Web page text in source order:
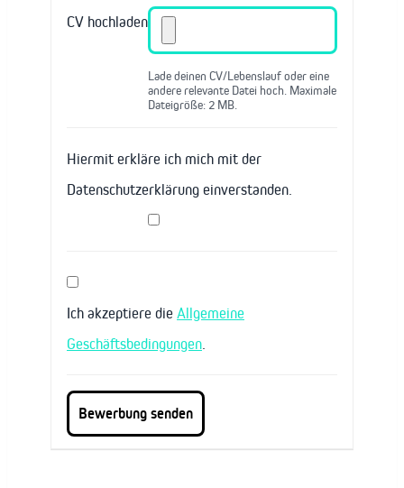
CV hochladen
Lade deinen CV/Lebenslauf oder eine
andere relevante Datei hoch. Maximale
Dateigröße: 2 MB.
Hiermit erkläre ich mich mit der
Datenschutzerklärung einverstanden.
Ich akzeptiere die Allgemeine
Geschäftsbedingungen.